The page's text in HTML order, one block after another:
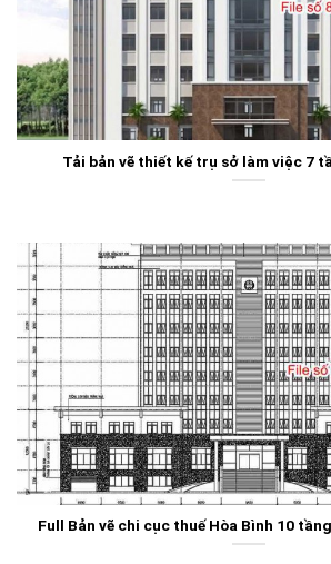
Tải bản vẽ thiết kế trụ sở làm việc 7
Full Bản vẽ chi cục thuế Hòa Bình 10